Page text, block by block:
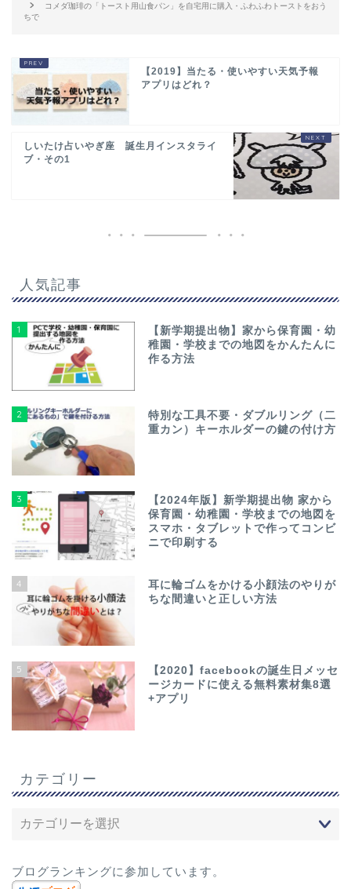
コメダ珈琲の「トースト用山食パン」を自宅用に購入・ふわふわトーストをおう
ちで
【2019】当たる・使いやすい天気予報
アプリはどれ？
しいたけ占いやぎ座 誕生月インスタライ
ブ・その1
人気記事
1
【新学期提出物】家から保育園・幼
稚園・学校までの地図をかんたんに
作る方法
2
特別な工具不要・ダブルリング（二
重カン）キーホルダーの鍵の付け方
3
【2024年版】新学期提出物 家から
保育園・幼稚園・学校までの地図を
スマホ・タブレットで作ってコンビ
ニで印刷する
4
耳に輪ゴムをかける小顔法のやりが
ちな間違いと正しい方法
5
【2020】facebookの誕生日メッセ
ージカードに使える無料素材集8選
+アプリ
カテゴリー
ブログランキングに参加しています。